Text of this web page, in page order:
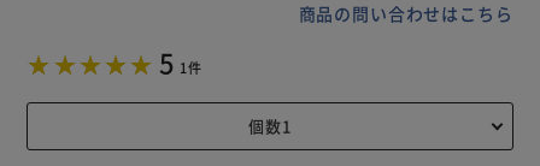
商品の問い合わせはこちら
5 1件